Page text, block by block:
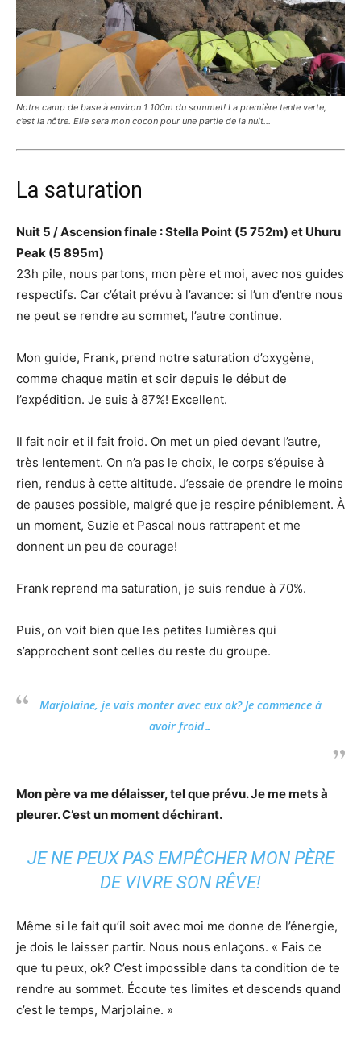
Notre camp de base à environ 1 100m du sommet! La première tente verte,
c’est la nôtre. Elle sera mon cocon pour une partie de la nuit…
La saturation
Nuit 5 / Ascension finale : Stella Point (5 752m) et Uhuru
Peak (5 895m)
23h pile, nous partons, mon père et moi, avec nos guides
respectifs. Car c’était prévu à l’avance: si l’un d’entre nous
ne peut se rendre au sommet, l’autre continue.
Mon guide, Frank, prend notre saturation d’oxygène,
comme chaque matin et soir depuis le début de
l’expédition. Je suis à 87%! Excellent.
Il fait noir et il fait froid. On met un pied devant l’autre,
très lentement. On n’a pas le choix, le corps s’épuise à
rien, rendus à cette altitude. J’essaie de prendre le moins
de pauses possible, malgré que je respire péniblement. À
un moment, Suzie et Pascal nous rattrapent et me
donnent un peu de courage!
Frank reprend ma saturation, je suis rendue à 70%.
Puis, on voit bien que les petites lumières qui
s’approchent sont celles du reste du groupe.
Marjolaine, je vais monter avec eux ok? Je commence à
avoir froid…
Mon père va me délaisser, tel que prévu. Je me mets à
pleurer. C’est un moment déchirant.
JE NE PEUX PAS EMPÊCHER MON PÈRE
DE VIVRE SON RÊVE!
Même si le fait qu’il soit avec moi me donne de l’énergie,
je dois le laisser partir. Nous nous enlaçons. « Fais ce
que tu peux, ok? C’est impossible dans ta condition de te
rendre au sommet. Écoute tes limites et descends quand
c’est le temps, Marjolaine. »